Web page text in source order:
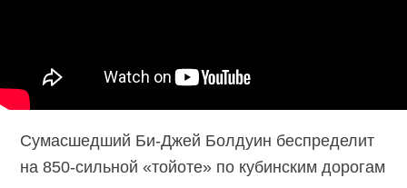
Сумасшедший Би-Джей Болдуин беспределит
на 850-сильной «тойоте» по кубинским дорогам